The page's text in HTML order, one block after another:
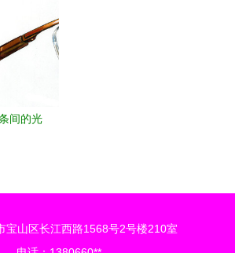
质保障与
尚之选
间的光
宝山区长江西路1568号2号楼210室